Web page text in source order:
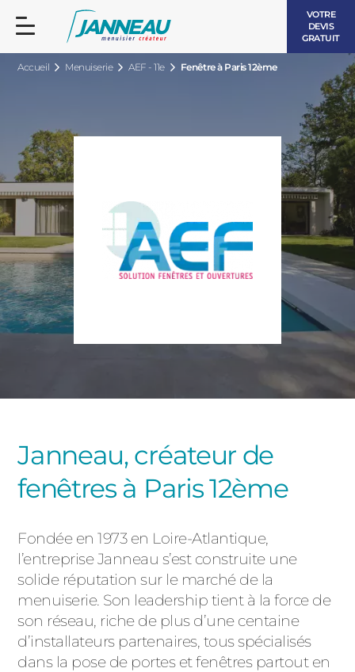
VOTRE
DEVIS
GRATUIT
Accueil Menuiserie AEF - 11e Fenêtre à Paris 12ème
Janneau, créateur de
fenêtres à Paris 12ème
Fondée en 1973 en Loire-Atlantique,
l’entreprise Janneau s’est construite une
solide réputation sur le marché de la
menuiserie. Son leadership tient à la force de
son réseau, riche de plus d’une centaine
d’installateurs partenaires, tous spécialisés
dans la pose de portes et fenêtres partout en
FENÊTRES ET PORTES-FENÊTRES
BOIS
ALUMINIUM
BAIES VITRÉES
PORTES D’ENTRÉELES INTEMPORELLES
VOLETS ROULANTS
PERGOLAS
CLÔTURES